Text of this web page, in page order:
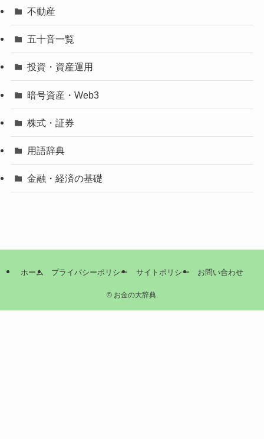
不動産
五十音一覧
投資・資産運用
暗号資産・Web3
株式・証券
用語辞典
金融・経済の基礎
ホーム プライバシーポリシー サイトポリシー お問い合わせ
©お金の大辞典.